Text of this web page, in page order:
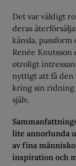
Det var väldigt
deras
känsla,
Renée Knutsson
otroligt
nyttigt att få den
kring sin ridning
själv.
lite annorlunda
av fina
inspiration och